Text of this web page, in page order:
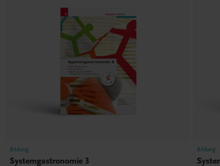
Bildung
Systemgastronomie 3
Bildung